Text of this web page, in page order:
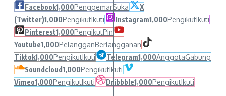
Facebook1,000PenggemarSuka
X
(Twitter)1,000PengikutIkuti Instagram1,000PengikutIkuti
Pinterest1,000PengikutPin
Youtube1,000PelangganBerlangganan
Tiktok1,000PengikutIkuti Telegram1,000AnggotaGabung
Soundcloud1,000PengikutIkuti
Vimeo1,000PengikutIkuti Dribbble1,000PengikutIkuti